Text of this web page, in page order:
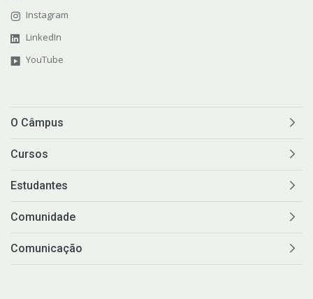
Instagram
LinkedIn
YouTube
O Câmpus
Cursos
Estudantes
Comunidade
Comunicação